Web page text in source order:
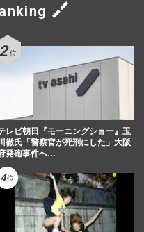
レビ朝日『モーニングショー』玉
徹氏「警察官が死刑にした」大阪
発砲事件へ…